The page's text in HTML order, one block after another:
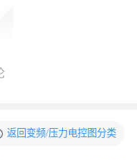
CAD图纸_图3
返回 变频/压力电控图分类